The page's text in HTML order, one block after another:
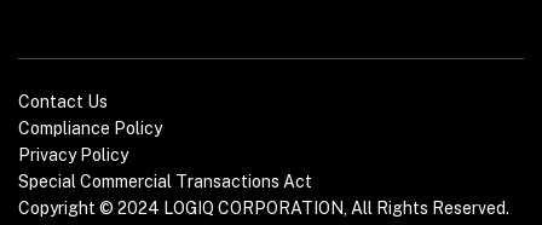
Copyright © 2024 LOGIQ CORPORATION, All Rights Reserved.
Contact Us
Compliance Policy
Privacy Policy
Special Commercial Transactions Act